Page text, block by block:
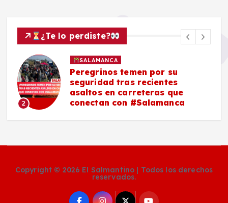
¿Te lo perdiste?
2
SALAMANCA
Peregrinos temen por su
seguridad tras recientes
asaltos en carreteras que
conectan con #Salamanca
Copyright © 2026 El Salmantino | Todos los derechos
reservados.